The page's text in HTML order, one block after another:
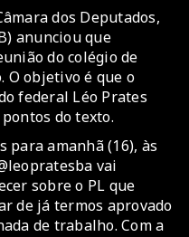
dos Deputados,
anunciou que
do colégio de
objetivo é que o
federal Léo Prates
do texto.
para amanhã (16), às
vai
sobre o PL que
de já termos aprovado
de trabalho. Com a